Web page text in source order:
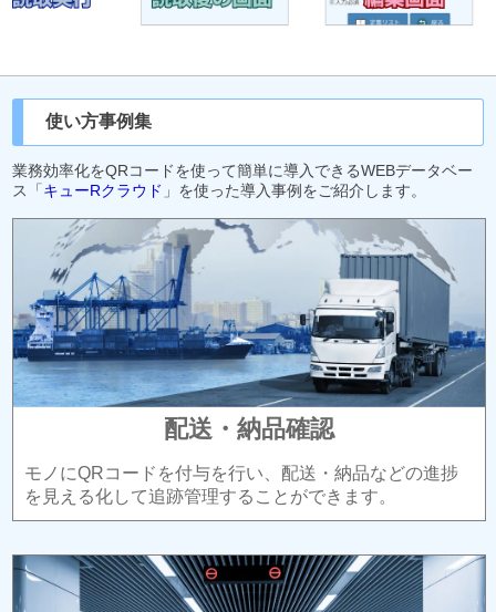
使い方事例集
業務効率化をQRコードを使って簡単に導入できるWEBデータベー
ス「キューRクラウド 」を使った導入事例をご紹介します。
配送・納品確認
モノにQRコードを付与を行い、配送・納品などの進捗
を見える化して追跡管理することができます。